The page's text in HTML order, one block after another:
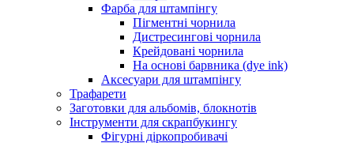
Фарба для штампінгу
Пігментні чорнила
Дистресингові чорнила
Крейдовані чорнила
На основі барвника (dye ink)
Аксесуари для штампінгу
Трафарети
Заготовки для альбомів, блокнотів
Інструменти для скрапбукингу
Фігурні діркопробивачі